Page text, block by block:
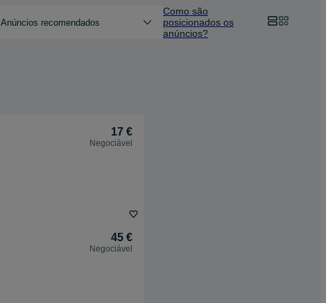
Anúncios recomendados
Como são
posicionados os
anúncios?
17 €
Negociável
45 €
Negociável